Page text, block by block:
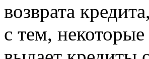
возврата
с тем,